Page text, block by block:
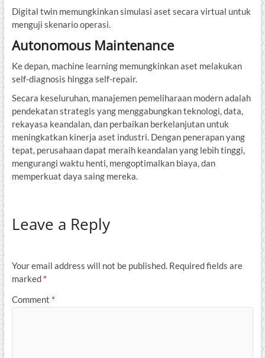
Digital twin memungkinkan simulasi aset secara virtual untuk
menguji skenario operasi.
Autonomous Maintenance
Ke depan, machine learning memungkinkan aset melakukan
self-diagnosis hingga self-repair.
Secara keseluruhan, manajemen pemeliharaan modern adalah
pendekatan strategis yang menggabungkan teknologi, data,
rekayasa keandalan, dan perbaikan berkelanjutan untuk
meningkatkan kinerja aset industri. Dengan penerapan yang
tepat, perusahaan dapat meraih keandalan yang lebih tinggi,
mengurangi waktu henti, mengoptimalkan biaya, dan
memperkuat daya saing mereka.
Leave a Reply
Your email address will not be published. Required fields are
marked *
Comment *